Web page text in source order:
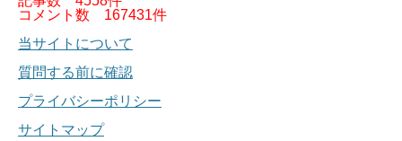
コメント数 167431件
当サイトについて
質問する前に確認
プライバシーポリシー
サイトマップ